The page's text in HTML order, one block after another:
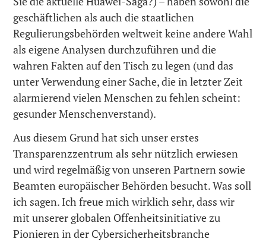
geschäftlichen als auch die staatlichen
Regulierungsbehörden weltweit keine andere Wahl
als eigene Analysen durchzuführen und die
wahren Fakten auf den Tisch zu legen (und das
unter Verwendung einer Sache, die in letzter Zeit
alarmierend vielen Menschen zu fehlen scheint:
gesunder Menschenverstand).
Aus diesem Grund hat sich unser erstes
Transparenzzentrum als sehr nützlich erwiesen
und wird regelmäßig von unseren Partnern sowie
Beamten europäischer Behörden besucht. Was soll
ich sagen. Ich freue mich wirklich sehr, dass wir
mit unserer globalen Offenheitsinitiative zu
Pionieren in der Cybersicherheitsbranche